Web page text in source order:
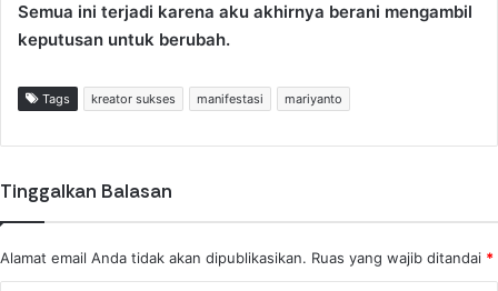
Semua ini terjadi karena aku akhirnya berani mengambil
keputusan untuk berubah.
Tags kreator sukses manifestasi mariyanto
Tinggalkan Balasan
Alamat email Anda tidak akan dipublikasikan. Ruas yang wajib ditandai *